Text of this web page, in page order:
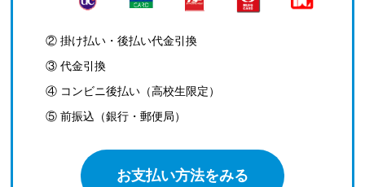
② 掛け払い・後払い代金引換
③ 代金引換
④ コンビニ後払い（高校生限定）
⑤ 前振込（銀行・郵便局）
お支払い方法をみる